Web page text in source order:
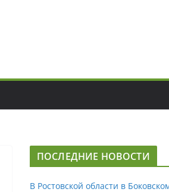
ПОСЛЕДНИЕ НОВОСТИ
В Ростовской области в